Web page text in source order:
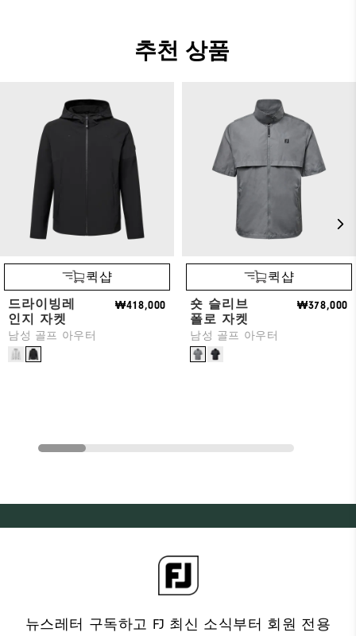
추천 상품
퀵샵
드라이빙레
인지 자켓
남성 골프 아우터
₩418,000
퀵샵
숏 슬리브
폴로 자켓
남성 골프 아우터
₩378,000
뉴스레터 구독하고 FJ 최신 소식부터 회원 전용